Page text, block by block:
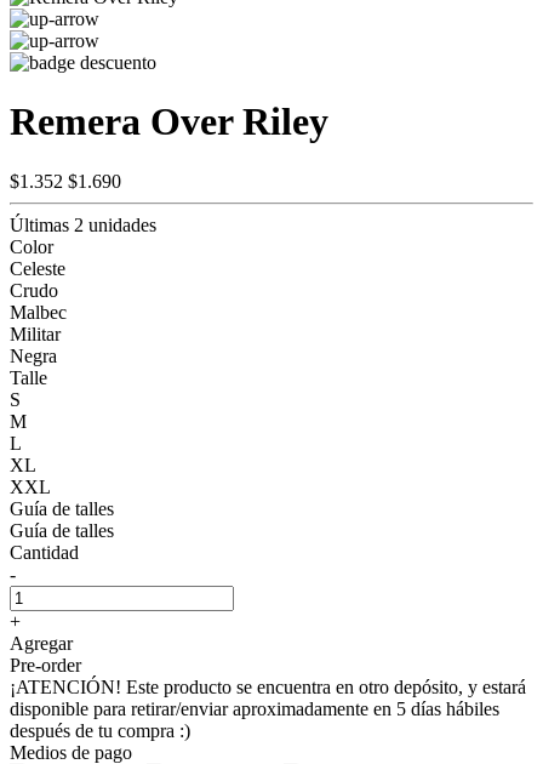
Remera Over Riley
$1.352 $1.690
Últimas 2 unidades
Color
Celeste
Crudo
Malbec
Militar
Negra
Talle
S
M
L
XL
XXL
Guía de talles
Guía de talles
Cantidad
-
+
Agregar
Pre-order
¡ATENCIÓN! Este producto se encuentra en otro depósito, y estará
disponible para retirar/enviar aproximadamente en 5 días hábiles
después de tu compra :)
Medios de pago